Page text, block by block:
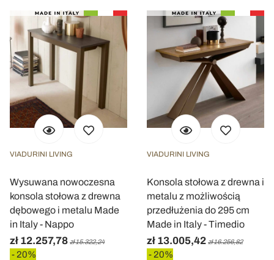
VIADURINI LIVING
Wysuwana nowoczesna
konsola stołowa z drewna
dębowego i metalu Made
in Italy - Nappo
zł 12.257,78 zł 15.322,24
- 20%
VIADURINI LIVING
Konsola stołowa z drewna i
metalu z możliwością
przedłużenia do 295 cm
Made in Italy - Timedio
zł 13.005,42 zł 16.256,82
- 20%